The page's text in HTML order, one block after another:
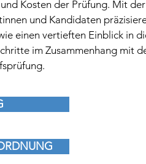
Kosten der Prüfung. Mit
und Kandidaten
einen vertieften Einblick in
im Zusammenhang mit